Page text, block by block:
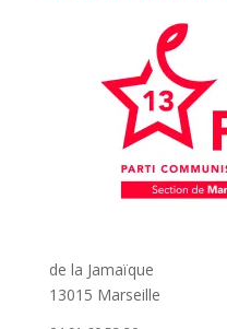
de la Jamaïque
13015 Marseille